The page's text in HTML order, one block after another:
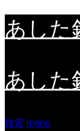
あした
あした
検索 menu